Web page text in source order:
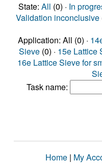
State: All (0) · In
Validation inconclusive
Application: All (0) ·
Sieve (0) · 15e Lattice
16e Lattice Sieve for
Task name:
Home | My